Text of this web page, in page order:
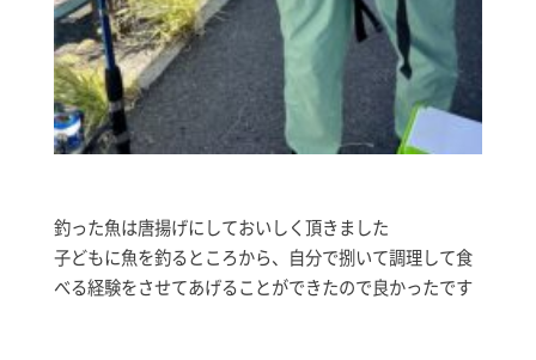
釣った魚は唐揚げにしておいしく頂きました
子どもに魚を釣るところから、自分で捌いて調理して食
べる経験をさせてあげることができたので良かったです